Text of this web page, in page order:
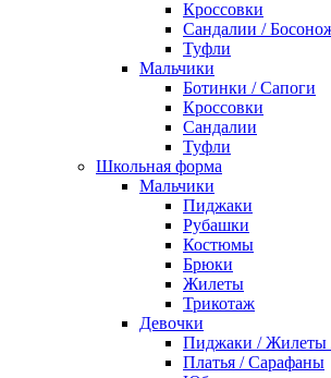
Кроссовки
Сандалии /
Туфли
Мальчики
Ботинки / Сапоги
Кроссовки
Сандалии
Туфли
Школьная форма
Мальчики
Пиджаки
Рубашки
Костюмы
Брюки
Жилеты
Трикотаж
Девочки
Пиджаки / Жилеты
Платья / Сарафаны